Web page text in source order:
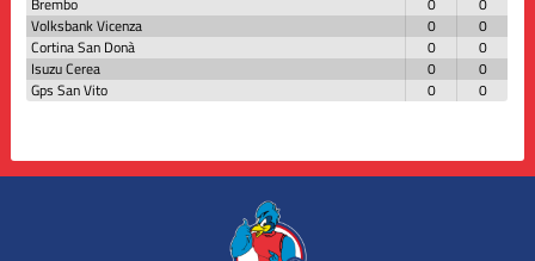
Volksbank Vicenza
0
0
Cortina San Donà
0
0
Isuzu Cerea
0
0
Gps San Vito
0 0